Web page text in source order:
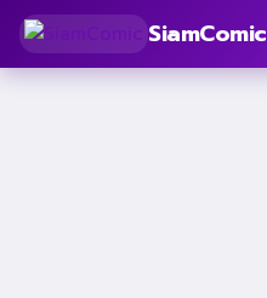
SiamComic